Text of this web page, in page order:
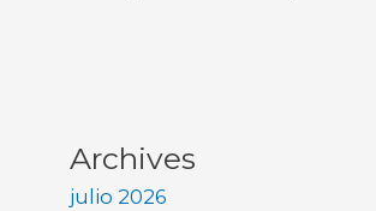
Archives
julio 2026